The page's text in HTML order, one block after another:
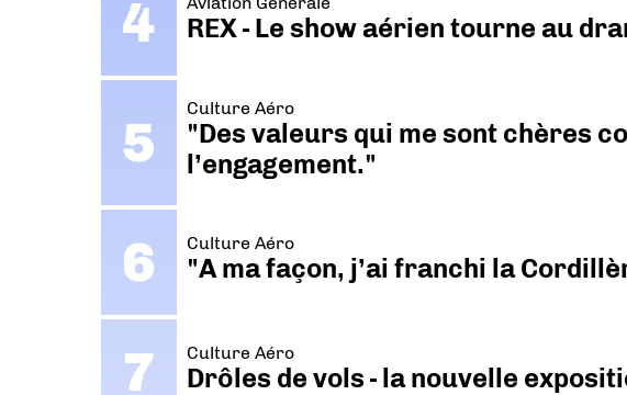
REX - Le show aérien tourne au
Culture Aéro
"Des valeurs qui me sont chères
l’engagement."
Culture Aéro
"A ma façon, j’ai franchi la
Culture Aéro
Drôles de vols - la nouvelle